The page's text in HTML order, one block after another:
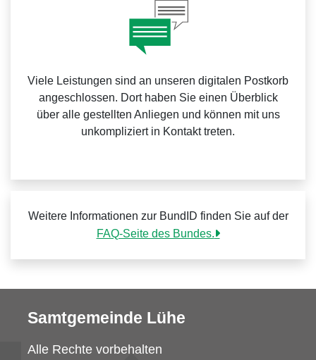
Viele Leistungen sind an unseren digitalen Postkorb
angeschlossen. Dort haben Sie einen Überblick
über alle gestellten Anliegen und können mit uns
unkompliziert in Kontakt treten.
Weitere Informationen zur BundID finden Sie auf der
FAQ-Seite des Bundes.
Samtgemeinde Lühe
Alle Rechte vorbehalten